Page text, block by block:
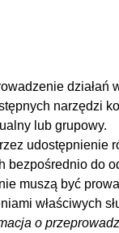
działań
narzędzi
lub grupowy.
udostępnienie
bezpośrednio do
muszą być
właściwych
o